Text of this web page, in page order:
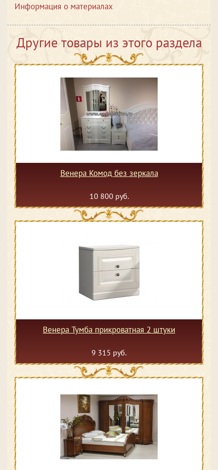
Информация о материалах
Другие товары из этого раздела
Венера Комод без зеркала
10 800 руб.
Венера Тумба прикроватная 2 штуки
9 315 руб.